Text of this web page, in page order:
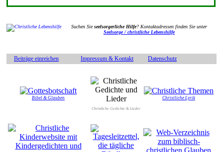
Suchen Sieseelsorgerliche Hilfe? Kontaktadressen finden Sie unter
Seelsorge / christliche Lebenshilfe
Beiträge einreichen Impressum & Kontakt Datenschutz
Bibel & Glauben
Christliche Gedichte & Lieder
Christliche Lyrik